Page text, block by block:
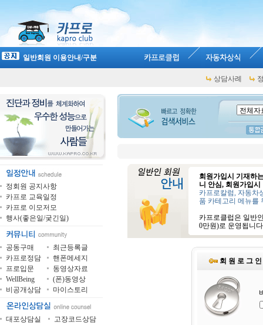
일반회원 이용안내/구분
상담사례
정회원 공지사항
카프로 교육일정
카프로 이모저모
행사(좋은일/궂긴일)
공동구매
최근등록글
카프로정담
핸폰메세지
프로입문
동영상자료
WellBeing
(폰)동영상
비공개상담
마이스토리
대포상담실
고장코드상담
회원가입시 기재하
니 안심, 회원가입
카프로칼럼, 자동차
품 카테고리 메뉴를
카프로클럽은 일반
0만원)로 운영됩니
회 원 로 그 인